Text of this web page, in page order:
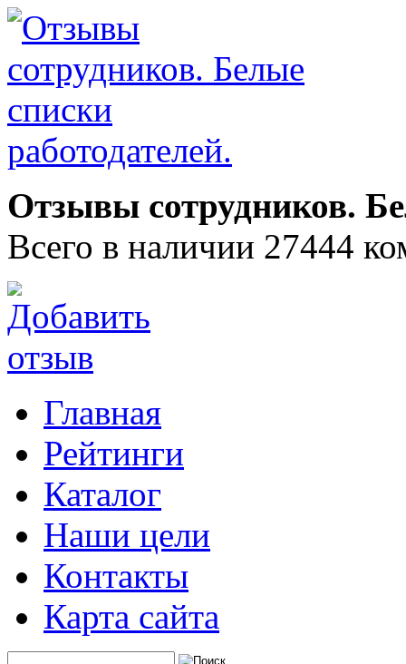
Отзывы сотрудников.
Всего в наличии 27444
Главная
Рейтинги
Каталог
Наши цели
Контакты
Карта сайта